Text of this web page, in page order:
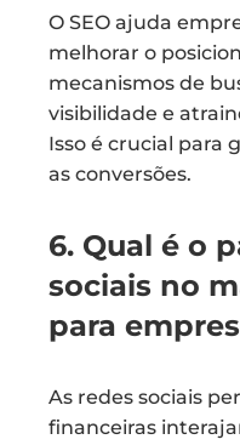
O SEO ajuda
melhorar o
mecanismos de
visibilidade e
Isso é crucial para
as conversões.
6. Qual é o
sociais no
para
As redes sociais
financeiras